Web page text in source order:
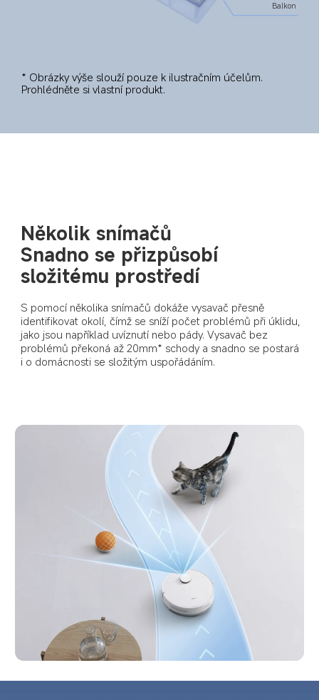
Balkon
* Obrázky výše slouží pouze k ilustračním účelům.
Prohlédněte si vlastní produkt.
Několik snímačů
Snadno se přizpůsobí
složitému prostředí
S pomocí několika snímačů dokáže vysavač přesně
identifikovat okolí, čímž se sníží počet problémů při úklidu,
jako jsou například uvíznutí nebo pády. Vysavač bez
problémů překoná až 20mm* schody a snadno se postará
i o domácnosti se složitým uspořádáním.